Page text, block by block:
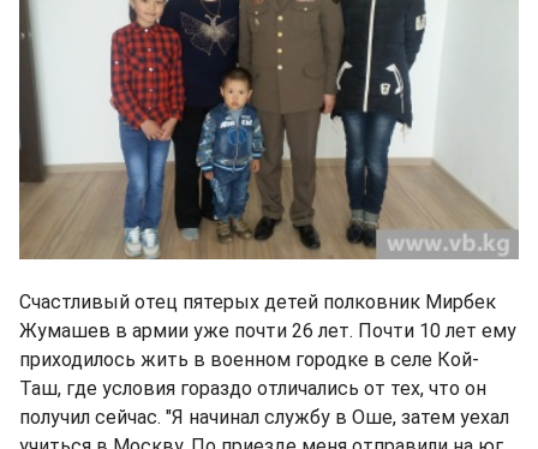
Счастливый отец пятерых детей полковник Мирбек
Жумашев в армии уже почти 26 лет. Почти 10 лет ему
приходилось жить в военном городке в селе Кой-
Таш, где условия гораздо отличались от тех, что он
получил сейчас. "Я начинал службу в Оше, затем уехал